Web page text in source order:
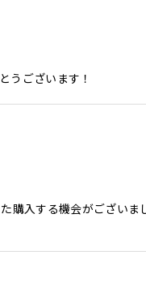
うございます！
購入する機会がございま